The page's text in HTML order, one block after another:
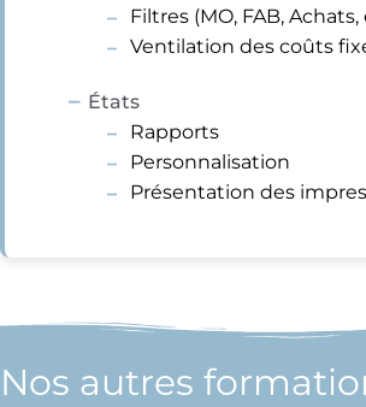
Filtres (MO, FAB, Achats,
Ventilation des coûts
États
Rapports
Personnalisation
Présentation des
Nos autres